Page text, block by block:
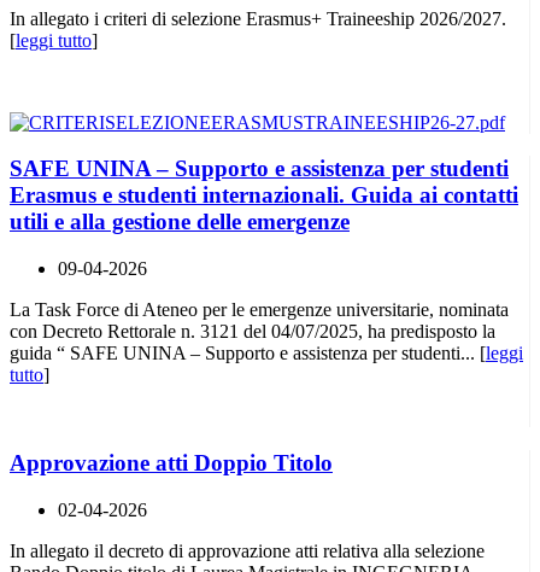
In allegato i criteri di selezione Erasmus+ Traineeship 2026/2027.
[leggi tutto]
SAFE UNINA – Supporto e assistenza per studenti
Erasmus e studenti internazionali. Guida ai contatti
utili e alla gestione delle emergenze
09-04-2026
La Task Force di Ateneo per le emergenze universitarie, nominata
con Decreto Rettorale n. 3121 del 04/07/2025, ha predisposto la
guida “ SAFE UNINA – Supporto e assistenza per studenti... [leggi
tutto]
Approvazione atti Doppio Titolo
02-04-2026
In allegato il decreto di approvazione atti relativa alla selezione